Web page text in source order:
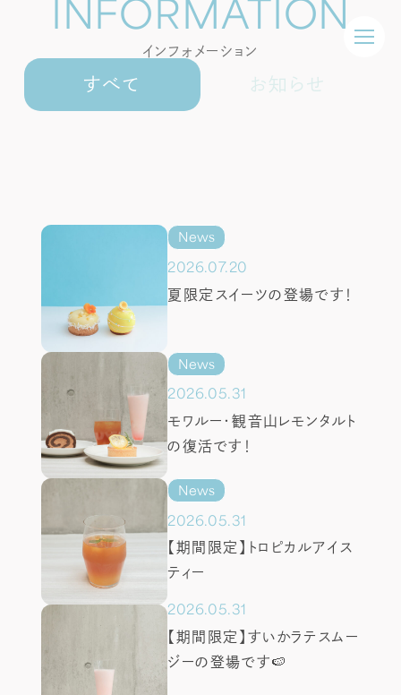
オーダーケーキ
焼き菓子
ギフト
アクセス
インフォメーション
011-641-0707
営業時間:10:30-19:00
(ラストオーダー:18:30)
INFORMATION
インフォメーション
すべて お知らせ
News
2026.07.20
夏限定スイーツの登場です！
News
2026.05.31
モワルー・観音山レモンタルト
の復活です！
News
2026.05.31
【期間限定】トロピカルアイス
ティー
2026.05.31
【期間限定】すいかラテスムー
ジーの登場です🍉